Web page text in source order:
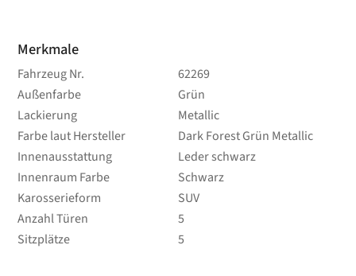
Merkmale
Fahrzeug Nr.
62269
Außenfarbe
Grün
Lackierung
Metallic
Farbe laut Hersteller
Dark Forest Grün Metallic
Innenausstattung
Leder schwarz
Innenraum Farbe
Schwarz
Karosserieform
SUV
Anzahl Türen
5
Sitzplätze
5